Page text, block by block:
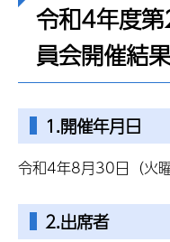
令和4年度
員会開催結果
1.開催年月日
令和4年8月30日（火
2.出席者